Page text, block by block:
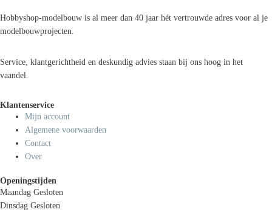
Hobbyshop-modelbouw is al meer dan 40 jaar hét vertrouwde adres voor al je
modelbouwprojecten.
Service, klantgerichtheid en deskundig advies staan bij ons hoog in het
vaandel.
Klantenservice
Mijn account
Algemene voorwaarden
Contact
Over
Openingstijden
Maandag Gesloten
Dinsdag Gesloten